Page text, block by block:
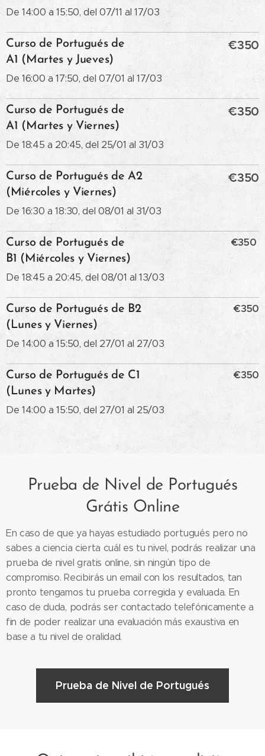
De 14:00 a 15:50, del 07/11 al 17/03
Curso de Portugués de
A1 (Martes y Jueves)
De 16:00 a 17:50, del 07/01 al 17/03
€350
Curso de Portugués de
A1 (Martes y Viernes)
De 18:45 a 20:45, del 25/01 al 31/03
€350
Curso de Portugués de A2
(Miércoles y Viernes)
De 16:30 a 18:30, del 08/01 al 31/03
€350
Curso de Portugués de
B1 (Miércoles y Viernes)
De 18:45 a 20:45, del 08/01 al 13/03
€350
Curso de Portugués de B2
(Lunes y Viernes)
De 14:00 a 15:50, del 27/01 al 27/03
€350
Curso de Portugués de C1
(Lunes y Martes)
De 14:00 a 15:50, del 27/01 al 25/03
€350
Prueba de Nivel de Portugués
Grátis Online
En caso de que ya hayas estudiado portugués pero no
sabes a ciencia cierta cuál es tu nivel, podrás realizar una
prueba de nivel gratis online, sin ningún tipo de
compromiso. Recibirás un email con los resultados, tan
pronto tengamos tu prueba corregida y evaluada. En
caso de duda, podrás ser contactado telefónicamente a
fin de poder realizar una evaluación más exaustiva en
base a tu nivel de oralidad.
Prueba de Nivel de Portugués